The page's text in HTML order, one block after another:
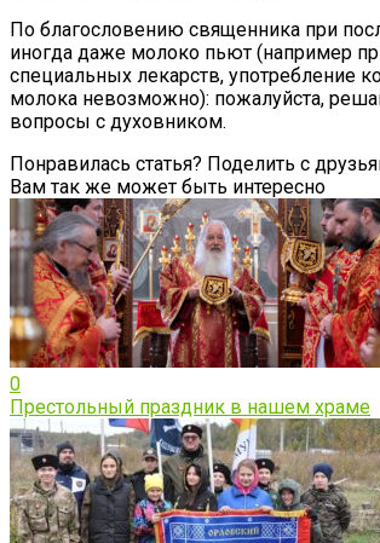
По благословению священника при
иногда даже молоко пьют (например
специальных лекарств, употребление
молока невозможно): пожалуйста,
вопросы с духовником.
Понравилась статья? Поделить с
Вам так же может быть интересно
0
Престольный праздник в нашем храме